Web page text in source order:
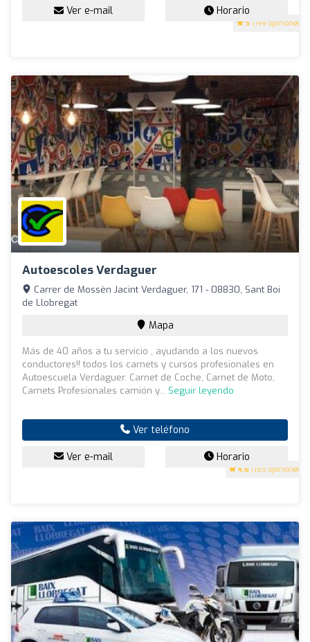
5 (149 opiniones)
Ver e-mail Horario
Autoescoles Verdaguer
4.6 (165 opiniones)
Carrer de Mossèn Jacint Verdaguer, 171 - 08830, Sant Boi
de Llobregat
Mapa
Más de 40 años a tu servicio , ayudando a los nuevos
conductores!! todos los carnets y cursos profesionales en
Autoescuela Verdaguer. Carnet de Coche, Carnet de Moto,
Carnets Profesionales camión y... Seguir leyendo
Ver teléfono
Ver e-mail Horario